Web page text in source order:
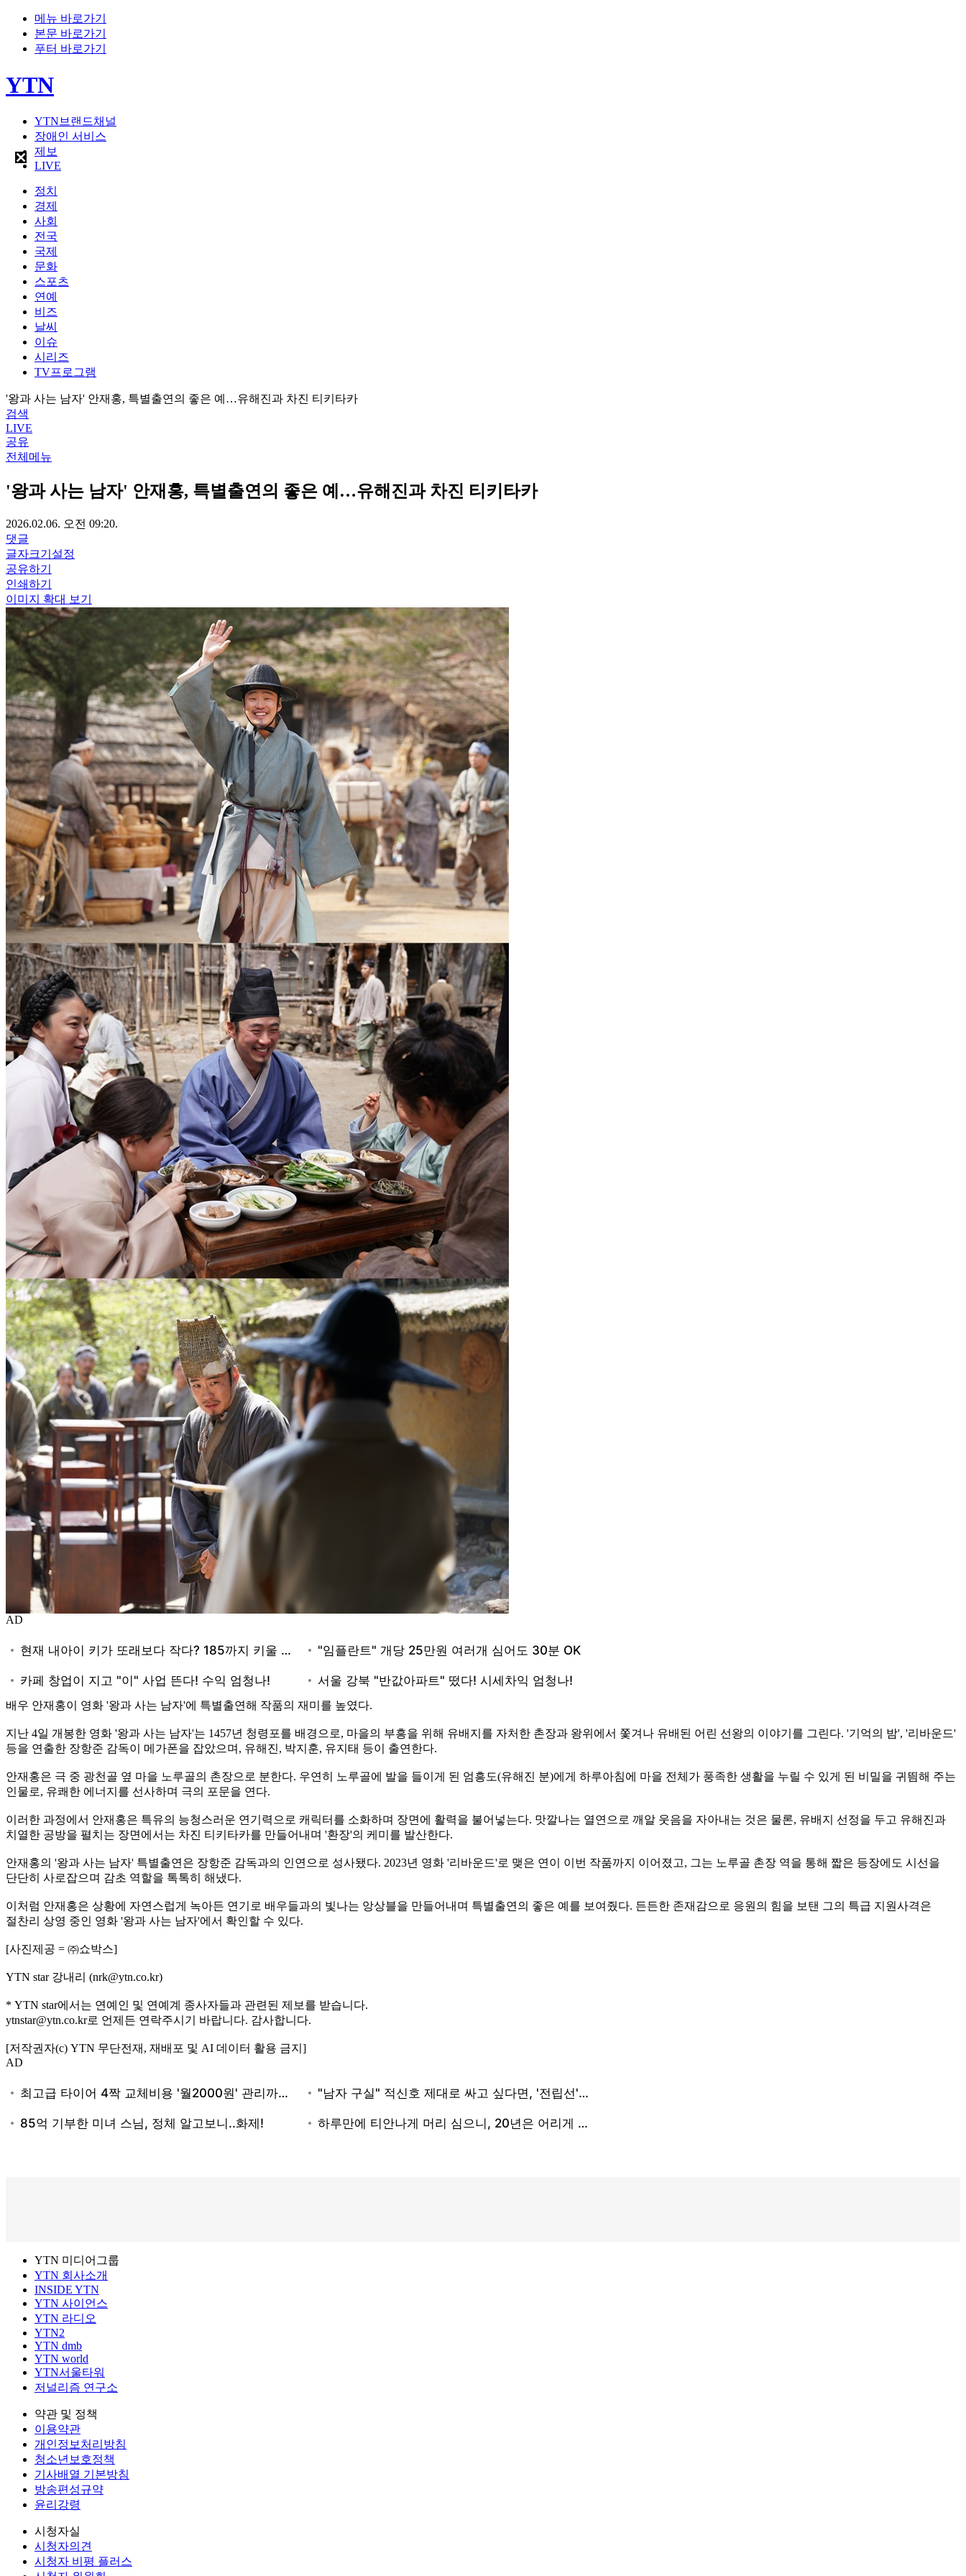
메뉴 바로가기
본문 바로가기
푸터 바로가기
YTN
YTN브랜드채널
장애인 서비스
제보
LIVE
정치
경제
사회
전국
국제
문화
스포츠
연예
비즈
날씨
이슈
시리즈
TV프로그램
'왕과 사는 남자' 안재홍, 특별출연의 좋은 예…유해진과 차진 티키타카
검색
LIVE
공유
전체메뉴
'왕과 사는 남자' 안재홍, 특별출연의 좋은 예…유해진과 차진 티키타카
2026.02.06. 오전 09:20.
댓글
글자크기설정
공유하기
인쇄하기
이미지 확대 보기
AD
배우 안재홍이 영화 '왕과 사는 남자'에 특별출연해 작품의 재미를 높였다.
지난 4일 개봉한 영화 '왕과 사는 남자'는 1457년 청령포를 배경으로, 마을의 부흥을 위해 유배지를 자처한 촌장과 왕위에서 쫓겨나 유배된 어린 선왕의 이야기를 그린다. '기억의 밤', '리바운드'
등을 연출한 장항준 감독이 메가폰을 잡았으며, 유해진, 박지훈, 유지태 등이 출연한다.
안재홍은 극 중 광천골 옆 마을 노루골의 촌장으로 분한다. 우연히 노루골에 발을 들이게 된 엄흥도(유해진 분)에게 하루아침에 마을 전체가 풍족한 생활을 누릴 수 있게 된 비밀을 귀띔해 주는
인물로, 유쾌한 에너지를 선사하며 극의 포문을 연다.
이러한 과정에서 안재홍은 특유의 능청스러운 연기력으로 캐릭터를 소화하며 장면에 활력을 불어넣는다. 맛깔나는 열연으로 깨알 웃음을 자아내는 것은 물론, 유배지 선정을 두고 유해진과
치열한 공방을 펼치는 장면에서는 차진 티키타카를 만들어내며 '환장'의 케미를 발산한다.
안재홍의 '왕과 사는 남자' 특별출연은 장항준 감독과의 인연으로 성사됐다. 2023년 영화 '리바운드'로 맺은 연이 이번 작품까지 이어졌고, 그는 노루골 촌장 역을 통해 짧은 등장에도 시선을
단단히 사로잡으며 감초 역할을 톡톡히 해냈다.
이처럼 안재홍은 상황에 자연스럽게 녹아든 연기로 배우들과의 빛나는 앙상블을 만들어내며 특별출연의 좋은 예를 보여줬다. 든든한 존재감으로 응원의 힘을 보탠 그의 특급 지원사격은
절찬리 상영 중인 영화 '왕과 사는 남자'에서 확인할 수 있다.
[사진제공 = ㈜쇼박스]
YTN star 강내리 (nrk@ytn.co.kr)
* YTN star에서는 연예인 및 연예계 종사자들과 관련된 제보를 받습니다.
ytnstar@ytn.co.kr로 언제든 연락주시기 바랍니다. 감사합니다.
[저작권자(c) YTN 무단전재, 재배포 및 AI 데이터 활용 금지]
AD
YTN 미디어그룹
YTN 회사소개
INSIDE YTN
YTN 사이언스
YTN 라디오
YTN2
YTN dmb
YTN world
YTN서울타워
저널리즘 연구소
약관 및 정책
이용약관
개인정보처리방침
청소년보호정책
기사배열 기본방침
방송편성규약
윤리강령
시청자실
시청자의견
시청자 비평 플러스